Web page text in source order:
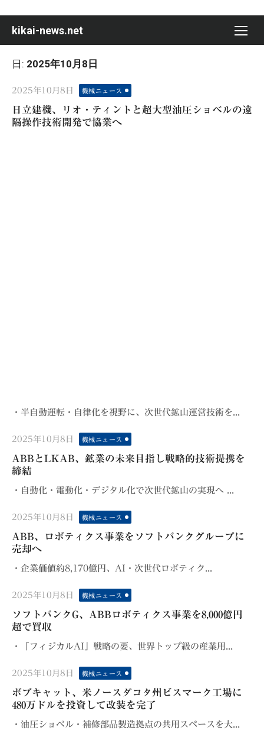
content
kikai-news.net
日: 2025年10月8日
Posted
on
2025年10月8日 機械ニュース
日立建機、リオ・ティントと超大型油圧ショベルの遠
隔操作技術開発で協業へ
・半自動運転・自律化を視野に、次世代鉱山運営技術を...
Posted
on
2025年10月8日 機械ニュース
ABBとLKAB、鉱業の未来目指し戦略的技術提携を
締結
・自動化・電動化・デジタル化で次世代鉱山の実現へ ...
Posted
on
2025年10月8日 機械ニュース
ABB、ロボティクス事業をソフトバンクグループに
売却へ
・企業価値約8,170億円、AI・次世代ロボティク...
Posted
2025年10月8日 機械ニュース
ソフトバンクG、ABBロボティクス事業を8,000億円
超で買収
・「フィジカルAI」戦略の要、世界トップ級の産業用...
Posted
on
2025年10月8日 機械ニュース
ボブキャット、米ノースダコタ州ビスマーク工場に
480万ドルを投資して改装を完了
・油圧ショベル・補修部品製造拠点の共用スペースを大...